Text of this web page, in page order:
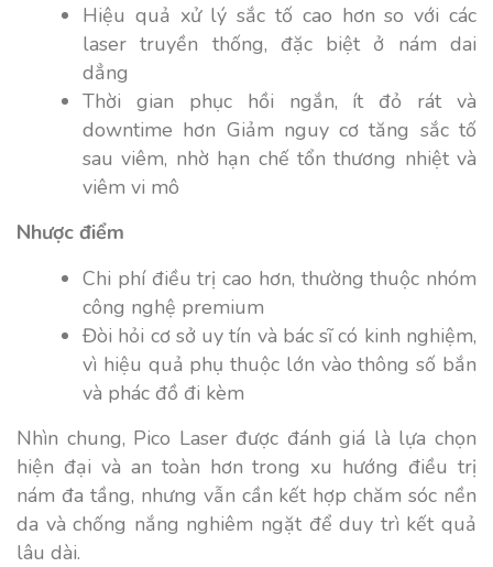
Hiệu quả xử lý sắc tố cao hơn so với các
laser truyền thống, đặc biệt ở nám dai
dẳng
Thời gian phục hồi ngắn, ít đỏ rát và
downtime hơn Giảm nguy cơ tăng sắc tố
sau viêm, nhờ hạn chế tổn thương nhiệt và
viêm vi mô
Nhược điểm
Chi phí điều trị cao hơn, thường thuộc nhóm
công nghệ premium
Đòi hỏi cơ sở uy tín và bác sĩ có kinh nghiệm,
vì hiệu quả phụ thuộc lớn vào thông số bắn
và phác đồ đi kèm
Nhìn chung, Pico Laser được đánh giá là lựa chọn
hiện đại và an toàn hơn trong xu hướng điều trị
nám đa tầng, nhưng vẫn cần kết hợp chăm sóc nền
da và chống nắng nghiêm ngặt để duy trì kết quả
lâu dài.